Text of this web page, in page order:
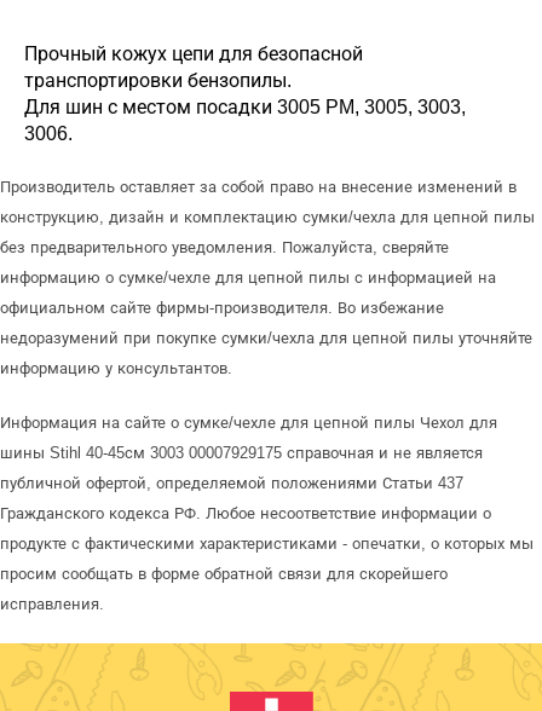
Прочный кожух цепи для безопасной
транспортировки бензопилы.
Для шин с местом посадки 3005 PM, 3005, 3003,
3006.
Производитель оставляет за собой право на внесение изменений в
конструкцию, дизайн и комплектацию сумки/чехла для цепной пилы
без предварительного уведомления. Пожалуйста, сверяйте
информацию о сумке/чехле для цепной пилы с информацией на
официальном сайте фирмы-производителя. Во избежание
недоразумений при покупке сумки/чехла для цепной пилы уточняйте
информацию у консультантов.
Информация на сайте о сумке/чехле для цепной пилы Чехол для
шины Stihl 40-45см 3003 00007929175 справочная и не является
публичной офертой, определяемой положениями Статьи 437
Гражданского кодекса РФ. Любое несоответствие информации о
продукте с фактическими характеристиками - опечатки, о которых мы
просим сообщать в форме обратной связи для скорейшего
исправления.